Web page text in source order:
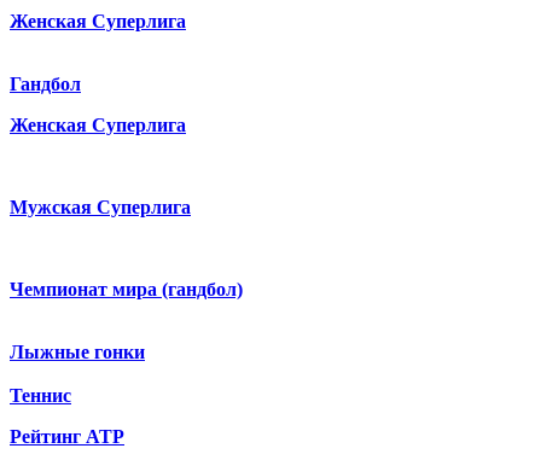
Женская Суперлига
Гандбол
Женская Суперлига
Мужская Суперлига
Чемпионат мира (гандбол)
Лыжные гонки
Теннис
Рейтинг ATP